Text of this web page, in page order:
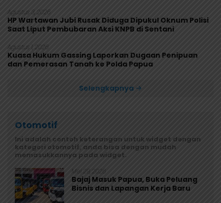
Agustus 3, 2026
HP Wartawan Jubi Rusak Diduga Dipukul Oknum Polisi
Saat Liput Pembubaran Aksi KNPB di Sentani
Agustus 1, 2026
Kuasa Hukum Gassing Laporkan Dugaan Penipuan
dan Pemerasan Tanah ke Polda Papua
Selengkapnya
Otomotif
Ini adalah contoh keterangan untuk widget dengan
kategori otomotif, anda bisa dengan mudah
memasukkannya pada widget.
Mei 29, 2026
Bajaj Masuk Papua, Buka Peluang
Bisnis dan Lapangan Kerja Baru